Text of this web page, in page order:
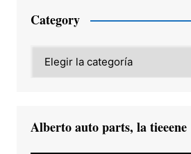
Category
Alberto auto parts, la tieeene